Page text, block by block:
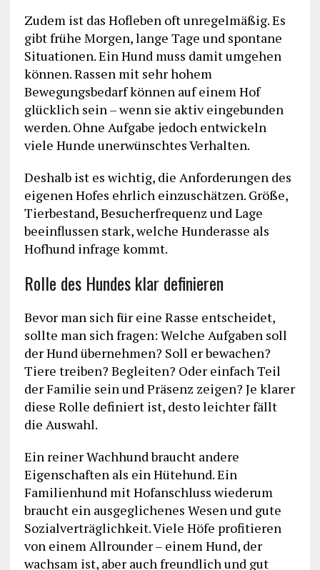
Zudem ist das Hofleben oft unregelmäßig. Es
gibt frühe Morgen, lange Tage und spontane
Situationen. Ein Hund muss damit umgehen
können. Rassen mit sehr hohem
Bewegungsbedarf können auf einem Hof
glücklich sein – wenn sie aktiv eingebunden
werden. Ohne Aufgabe jedoch entwickeln
viele Hunde unerwünschtes Verhalten.
Deshalb ist es wichtig, die Anforderungen des
eigenen Hofes ehrlich einzuschätzen. Größe,
Tierbestand, Besucherfrequenz und Lage
beeinflussen stark, welche Hunderasse als
Hofhund infrage kommt.
Rolle des Hundes klar definieren
Bevor man sich für eine Rasse entscheidet,
sollte man sich fragen: Welche Aufgaben soll
der Hund übernehmen? Soll er bewachen?
Tiere treiben? Begleiten? Oder einfach Teil
der Familie sein und Präsenz zeigen? Je klarer
diese Rolle definiert ist, desto leichter fällt
die Auswahl.
Ein reiner Wachhund braucht andere
Eigenschaften als ein Hütehund. Ein
Familienhund mit Hofanschluss wiederum
braucht ein ausgeglichenes Wesen und gute
Sozialverträglichkeit. Viele Höfe profitieren
von einem Allrounder – einem Hund, der
wachsam ist, aber auch freundlich und gut